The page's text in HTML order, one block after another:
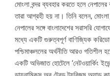
মোংলা বন্দর ব্যবহার করতে হলে
তারা আগ্রহী হয় না। তিনি বলেন,
নেপালের সঙ্গে বাংলাদেশের সরাসরি
মধ্যে একটি গুরুত্বপূর্ণ বাণিজ্যিক
পশ্চিমাঞ্চললের অর্থনীতি আরও গতিশীল
একটি অভিজাত হোটেলে ‘নেটওয়ার্কিং